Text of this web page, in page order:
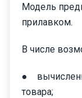
Модель
прилавком.
В числе
●
товара;